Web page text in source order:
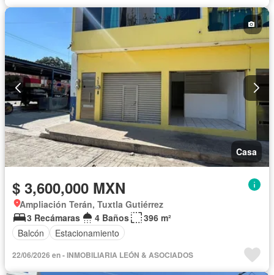
Casa
$ 3,600,000 MXN
Ampliación Terán, Tuxtla Gutiérrez
3 Recámaras
4 Baños
396 m²
Balcón
Estacionamiento
22/06/2026 en - INMOBILIARIA LEÓN & ASOCIADOS